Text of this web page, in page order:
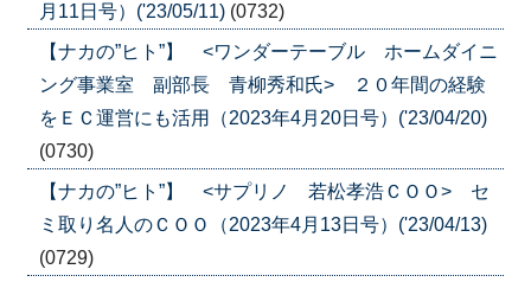
月11日号）('23/05/11) (0732)
【ナカの”ヒト”】 <ワンダーテーブル ホームダイニ
ング事業室 副部長 青柳秀和氏> ２０年間の経験
をＥＣ運営にも活用（2023年4月20日号）('23/04/20)
(0730)
【ナカの”ヒト”】 <サプリノ 若松孝浩ＣＯＯ> セ
ミ取り名人のＣＯＯ（2023年4月13日号）('23/04/13)
(0729)